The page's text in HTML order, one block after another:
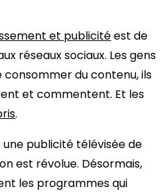
et publicitéest de
réseaux sociaux. Les gens
du contenu, ils
et commentent. Et les
.
une publicité télévisée de
est révolue. Désormais,
les programmes qui